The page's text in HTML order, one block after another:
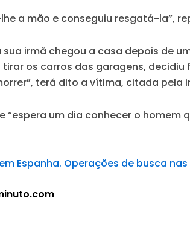
a mão e conseguiu resgatá-la”,
irmã chegou a casa depois de
tirar os carros das garagens,
terá dito a vítima, citada pela
“espera um dia conhecer o
Espanha. Operações de busca